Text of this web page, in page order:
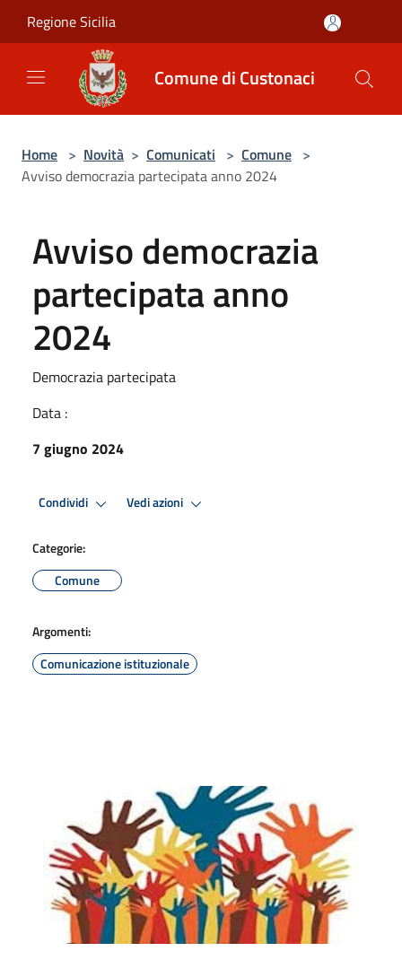
Regione Sicilia
Comune di Custonaci
Home > Novità > Comunicati > Comune >
Avviso democrazia partecipata anno 2024
Avviso democrazia
partecipata anno
2024
Democrazia partecipata
Data :
7 giugno 2024
Condividi Vedi azioni
Categorie:
Comune
Argomenti:
Comunicazione istituzionale